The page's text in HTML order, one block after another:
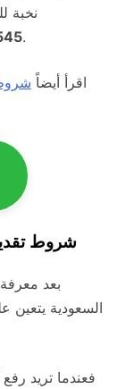
نخبة
.
اقرأ أيضاً
شروط
بعد
السعودية يتعين
فعندما تريد